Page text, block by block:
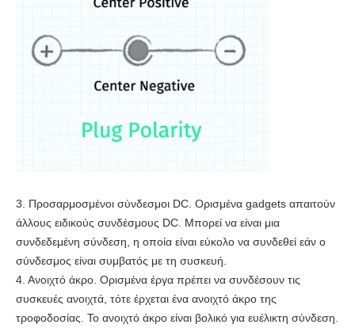
3. Προσαρμοσμένοι σύνδεσμοι DC. Ορισμένα gadgets απαιτούν
άλλους ειδικούς συνδέσμους DC. Μπορεί να είναι μια
συνδεδεμένη σύνδεση, η οποία είναι εύκολο να συνδεθεί εάν ο
σύνδεσμος είναι συμβατός με τη συσκευή.
4. Ανοιχτό άκρο. Ορισμένα έργα πρέπει να συνδέσουν τις
συσκευές ανοιχτά, τότε έρχεται ένα ανοιχτό άκρο της
τροφοδοσίας. Το ανοιχτό άκρο είναι βολικό για ευέλικτη σύνδεση.